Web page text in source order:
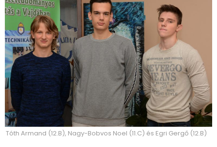
Tóth Armand (12.B), Nagy-Bobvos Noel (11.C) és Egri Gergő (12.B)